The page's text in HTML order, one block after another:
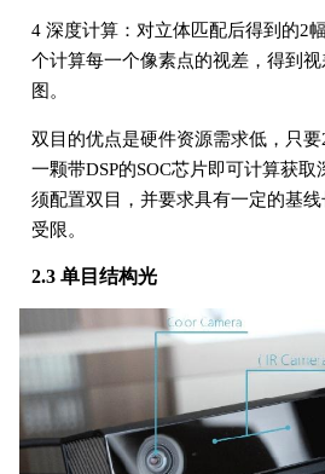
4 深度计算：对立体匹配后得到的2
个计算每一个像素点的视差，得到
图。
双目的优点是硬件资源需求低，只
一颗带DSP的SOC芯片即可计算获
须配置双目，并要求具有一定的基
受限。
2.3 单目结构光